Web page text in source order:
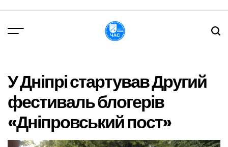
вмісту
У Дніпрі стартував Другий
фестиваль блогерів
«Дніпровський пост»